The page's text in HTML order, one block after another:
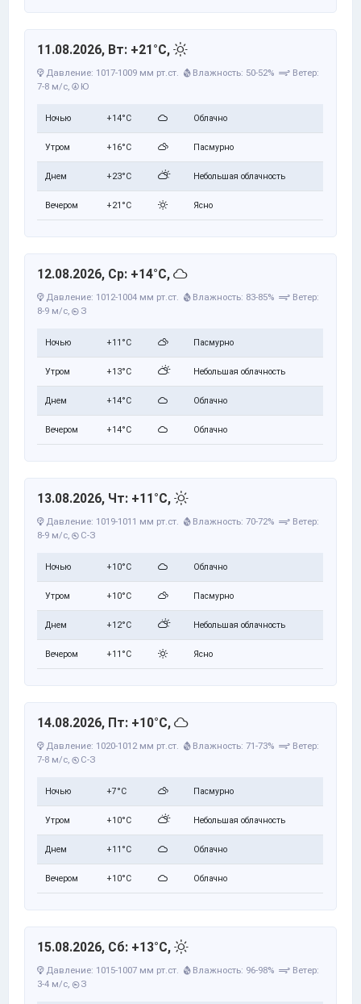
11.08.2026, Вт: +21°C,
Давление: 1017-1009 мм рт.ст. Влажность: 50-52%
Ветер:
7-8 м/с, Ю
Ночью +14°C Облачно
Утром +16°C Пасмурно
Днем +23°C Небольшая облачность
Вечером +21°C Ясно
12.08.2026, Ср: +14°C,
Давление: 1012-1004 мм рт.ст. Влажность: 83-85%
Ветер:
8-9 м/с, З
Ночью +11°C Пасмурно
Утром +13°C Небольшая облачность
Днем +14°C Облачно
Вечером +14°C Облачно
13.08.2026, Чт: +11°C,
Давление: 1019-1011 мм рт.ст. Влажность: 70-72%
Ветер:
8-9 м/с, С-З
Ночью +10°C Облачно
Утром +10°C Пасмурно
Днем +12°C Небольшая облачность
Вечером +11°C Ясно
14.08.2026, Пт: +10°C,
Давление: 1020-1012 мм рт.ст. Влажность: 71-73%
Ветер:
7-8 м/с, С-З
Ночью +7°C Пасмурно
Утром +10°C Небольшая облачность
Днем +11°C Облачно
Вечером +10°C Облачно
15.08.2026, Сб: +13°C,
Давление: 1015-1007 мм рт.ст. Влажность: 96-98%
Ветер:
3-4 м/с,
З